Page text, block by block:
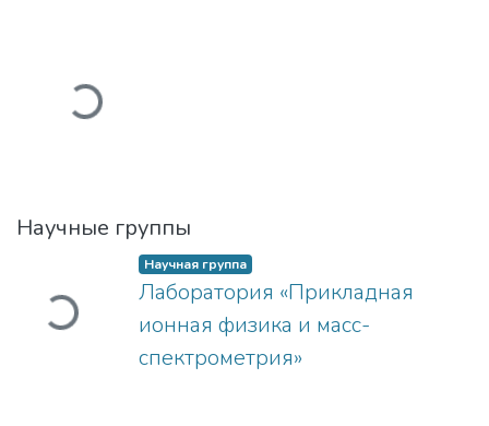
Загружается...
Научные группы
Загружается... Научная группа
Лаборатория «Прикладная
ионная физика и масс-
спектрометрия»